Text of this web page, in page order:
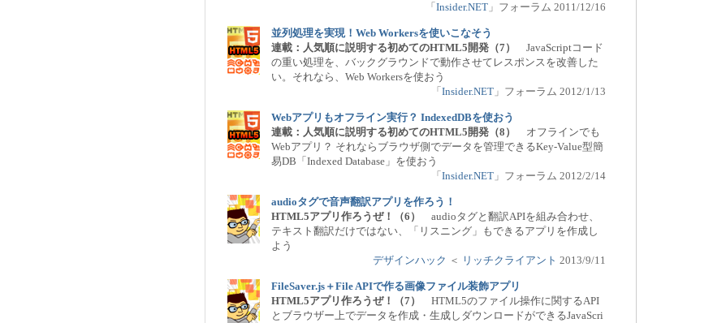
「 Insider.NET 」フォーラム 2011/12/16
並列処理を実現！Web Workersを使いこなそう
連載：人気順に説明する初めてのHTML5開発（7）
JavaScriptコード
の重い処理を、バックグラウンドで動作させてレスポンスを改善した
い。それなら、Web Workersを使おう
「 Insider.NET 」フォーラム 2012/1/13
Webアプリもオフライン実行？ IndexedDBを使おう
連載：人気順に説明する初めてのHTML5開発（8）
オフラインでも
Webアプリ？ それならブラウザ側でデータを管理できるKey-Value型簡
易DB「Indexed Database」を使おう
「 Insider.NET 」フォーラム 2012/2/14
audioタグで音声翻訳アプリを作ろう！
HTML5アプリ作ろうぜ！（6） audioタグと翻訳APIを組み合わせ、
テキスト翻訳だけではない、「リスニング」もできるアプリを作成し
よう
デザインハック ＜ リッチクライアント 2013/9/11
FileSaver.js＋File APIで作る画像ファイル装飾アプリ
HTML5アプリ作ろうぜ！（7） HTML5のファイル操作に関するAPI
とブラウザー上でデータを作成・生成しダウンロードができるJavaScri